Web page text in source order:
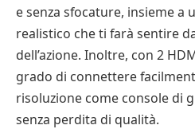
e senza sfocature, insieme a
realistico che ti farà sentire
dell’azione. Inoltre, con 2
grado di connettere
risoluzione come console di
senza perdita di qualità.